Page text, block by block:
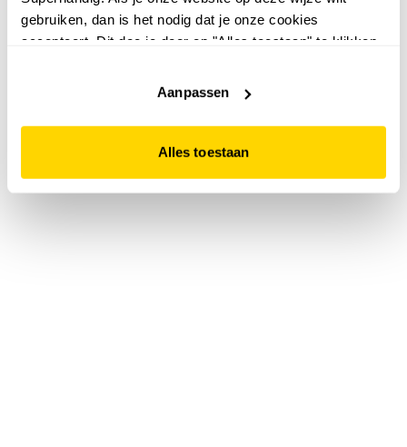
gebruiken, dan is het nodig dat je onze cookies
accepteert. Dit doe je door op "Alles toestaan" te klikken.
website niet optimaal functioneert.
Aanpassen
Alles toestaan